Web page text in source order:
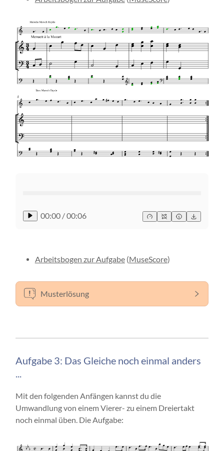
00:00 /00:06
Arbeitsbogen zur Aufgabe(MuseScore)
Musterlösung
Aufgabe 3: Das Gleiche noch einmal anders
Mit den folgenden Anfängen kannst du die
Umwandlung von einem Vierer- zu einem Dreiertakt
noch einmal üben. Die Aufgabe: